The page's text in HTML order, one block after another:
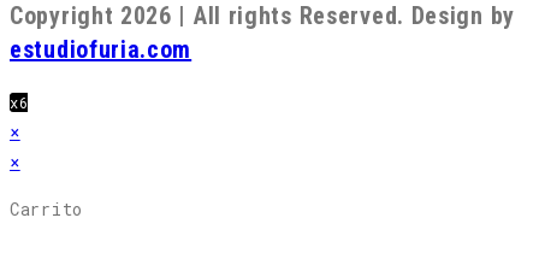
Copyright 2026 | All rights Reserved. Design by
estudiofuria.com
x6
×
×
Carrito